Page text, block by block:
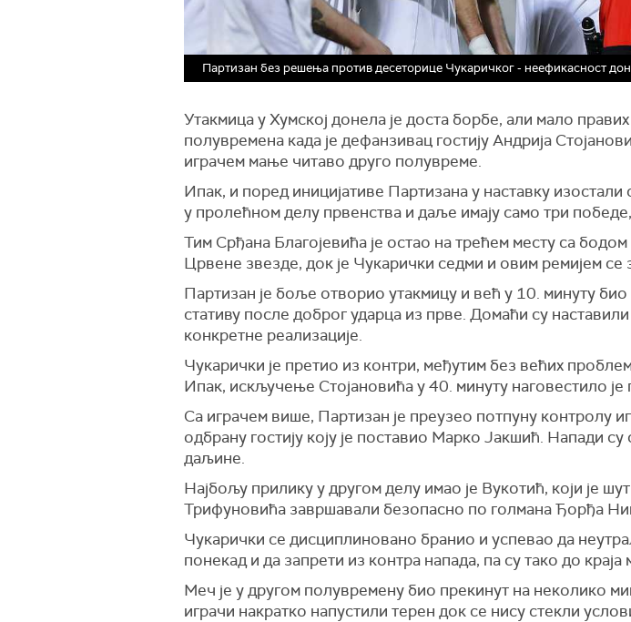
Партизан без решења против десеторице Чукаричког - неефикасност
Утакмица у Хумској донела је доста борбе, али мало
полувремена када је дефанзивац гостију Андрија
играчем мање читаво друго полувреме.
Ипак, и поред иницијативе Партизана у наставку
у пролећном делу првенства и даље имају само три
Тим Срђана Благојевића је остао на трећем месту са
Црвене звезде, док је Чукарички седми и овим ремијем се
Партизан је боље отворио утакмицу и већ у 10. минуту
стативу после доброг ударца из прве. Домаћи су
конкретне реализације.
Чукарички је претио из контри, међутим без већих
Ипак, искључење Стојановића у 40. минуту наговестило је
Са играчем више, Партизан је преузео потпуну контролу
одбрану гостију коју је поставио Марко Јакшић. Напади
даљине.
Најбољу прилику у другом делу имао је Вукотић, који је
Трифуновића завршавали безопасно по голмана Ђорђа
Чукарички се дисциплиновано бранио и успевао да
понекад и да запрети из контра напада, па су тако до
Меч је у другом полувремену био прекинут на неколико
играчи накратко напустили терен док се нису стекли